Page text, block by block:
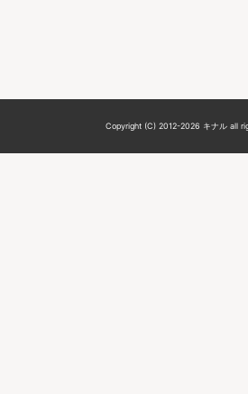
Copyright (C) 2012-2026 キナル all